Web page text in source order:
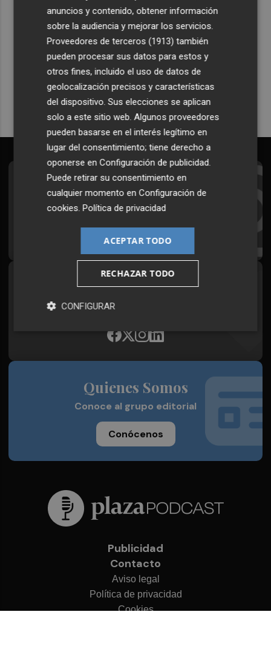
Recibe toda la actualidad de
Plaza Podcast en tu correo
Quiero suscribirme
Suscríbete al Boletín
Todos los días a primera hora en tu email
Síguenos en redes
Plaza Podcast, desde cualquier medio
Quienes Somos
Conoce al grupo editorial
Conócenos
Publicidad
Contacto
Aviso legal
Política de privacidad
Cookies
anuncios y contenido, obtener información
sobre la audiencia y mejorar los servicios.
Proveedores de terceros (1913) también
pueden procesar sus datos para estos y
otros fines, incluido el uso de datos de
geolocalización precisos y características
del dispositivo. Sus elecciones se aplican
solo a este sitio web. Algunos proveedores
pueden basarse en el interés legítimo en
lugar del consentimiento; tiene derecho a
oponerse enConfiguración de publicidad.
Puede retirar su consentimiento en
cualquier momento enConfiguración de
cookies.Política de privacidad
ACEPTAR TODO
RECHAZAR TODO
CONFIGURAR